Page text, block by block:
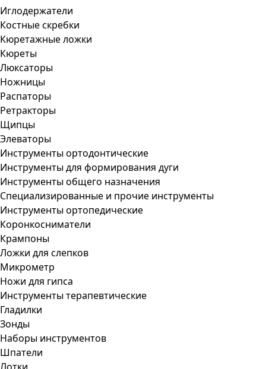
Иглодержатели
Костные скребки
Кюретажные ложки
Кюреты
Люксаторы
Ножницы
Распаторы
Ретракторы
Щипцы
Элеваторы
Инструменты ортодонтические
Инструменты для формирования дуги
Инструменты общего назначения
Специализированные и прочие инструменты
Инструменты ортопедические
Коронкосниматели
Крампоны
Ложки для слепков
Микрометр
Ножи для гипса
Инструменты терапевтические
Гладилки
Зонды
Наборы инструментов
Шпатели